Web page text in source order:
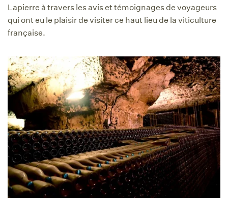
Lapierre à travers les avis et témoignages de voyageurs
qui ont eu le plaisir de visiter ce haut lieu de la viticulture
française.